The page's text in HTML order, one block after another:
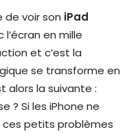
de voir son iPad
l’écran en mille
et c’est la
se transforme en
alors la suivante :
? Si les iPhone ne
ces petits problèmes